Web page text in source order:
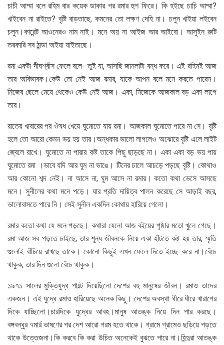
চাচী আম্মা বলে রহিম বার কয়েক ডাকার পর রমার হুশ ফিরে। কি হইছে চাচি আম্মা?
খাইবেন না রাইতে? বৃষ্টি বাড়তাছে, কমনের তো লক্ষণ দেহি না। চলুন খাইয়া লইবেন
চলুন।কারেন্ট আওনেরও নাম নাই। মনে অয় না আইজ আর আইবো। আসুইন রুটি
তরকারি সব ঠান্ডা অইয়া যাইতাছে।
রমা একটা দীঘর্শ্বাস ফেলে বলে- তুই যা, আসছি জানলাটা বন্ধ করে। এই রহিমই আজ
তার অবিভাবক।কেউ তো নেই আজ রমার, যাকে আপন বলে মনে করতে পারেন।
নিজের ছেলে মেয়ে থেকেও কেউ নেই আজ। একা, নিজেকে আজকাল বড় একা লাগে
তার।
রাতের খাবারের পর ঔষধ খেয়ে ঘুমোতে যায় রমা। আজকাল ঘুমোতে পারে না সে। বৃষ্টি
হলে তো আরো কেমন ভয় হয় তার।অন্ধকার ভালো লাগলেও অঝোরে বৃষ্টি এলে লাইট
জ্বেলে রাখে। ঘুমোতে না পারার কষ্ট তাকে পিছু ছাড়ছে না। একা একা বড় ভয় পায়
ঘুমোতে রমা ।ভাবে যদি আর ঘুম না ভাঙে। টিনের চালে আচড়ে পড়ছে বৃষ্টি। কোথাও
আর কোনো শব্দ নেই। না আসে না, ঘুম আসে না রমার। কতো কথা ভেসে আসছে
মনে। সুনীলের কথা মনে পড়ে। যার প্রতি দায়িত্ব পালন করেছে সে আড়াই বছর,
ভালোবাসতে পারে নি। সেই সুনীল একদিন কোথায় হারিয়ে গেলো।
রমার কতো কথা যে মনে পড়ছে। কথারা যেনো আজ বইয়ের পৃষ্ঠার মতো খুলে গেছে।
রমা আজ সব পড়তে চাইছে, তার শূন্য জীবনকে নিয়ে একা হাঁটতে কষ্ট হয় তার, স্মৃতি
গুলোই বাঁচিয়ে রাখছে তাকে। কোনো কিছুই এখন ফেলে দিতে ইচ্ছে করে না।বেঁচে
থাকুক, তার দিন গুলো বেঁচে থাকুক।
১৯৭১ সালের মুক্তিযুদ্ধ পাল্টে দিয়েছিলো দেশের বহু মানুষের জীবন। রমাও তাদের
একজন। এই যুদ্ধে রমাও হারিয়েছে অনেক কিছু। দেশের অবস্থা ধীরে ধীরে খারাপের
দিকে যাচ্ছিলো।চারদিকে যুদ্ধের আবহ।মানুষ আতঙ্ক নিয়ে দিন পার করছে।
বঙ্গবন্ধুর ৭মার্র ভাষণের পর দেশ আরো গরম হতে থাকে। গ্রামে গ্রামেও ছড়িয়ে পড়তে
থাকে উত্তেজনা।কি করবে কি করা উচিত অনেকেই বুঝতে পারে না।হিন্দুরা আতঙ্ক